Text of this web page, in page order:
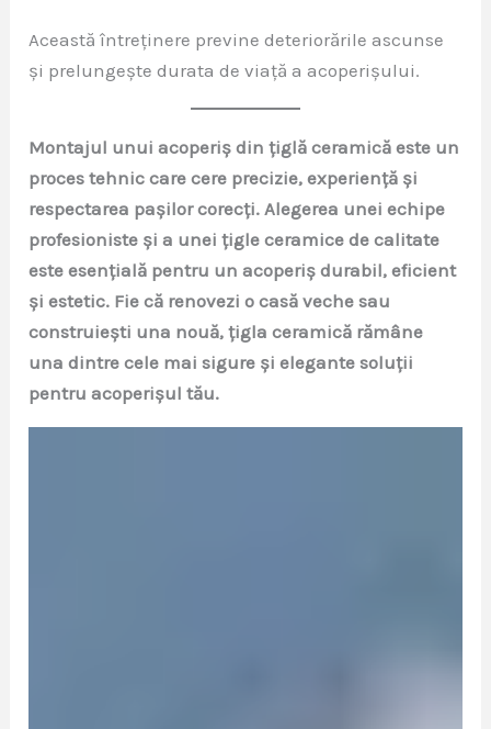
Această întreținere previne deteriorările ascunse
și prelungește durata de viață a acoperișului.
Montajul unui acoperiș din țiglă ceramică este un
proces tehnic care cere precizie, experiență și
respectarea pașilor corecți. Alegerea unei echipe
profesioniste și a unei țigle ceramice de calitate
este esențială pentru un acoperiș durabil, eficient
și estetic. Fie că renovezi o casă veche sau
construiești una nouă, țigla ceramică rămâne
una dintre cele mai sigure și elegante soluții
pentru acoperișul tău.